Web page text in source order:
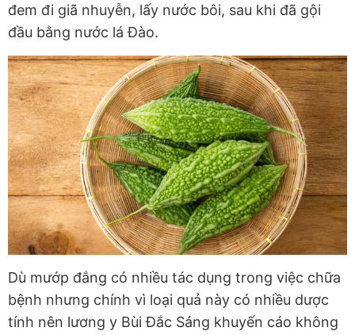
đem đi giã nhuyễn, lấy nước bôi, sau khi đã gội
đầu bằng nước lá Đào.
Dù mướp đắng có nhiều tác dụng trong việc chữa
bệnh nhưng chính vì loại quả này có nhiều dược
tính nên lương y Bùi Đắc Sáng khuyến cáo không